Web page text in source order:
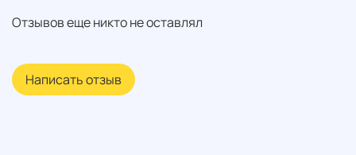
Отзывов еще никто не оставлял
Написать отзыв